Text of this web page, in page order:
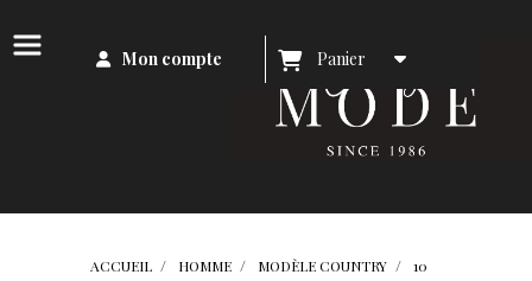
Mon compte Panier
ACCUEIL HOMME MODÈLE COUNTRY 10